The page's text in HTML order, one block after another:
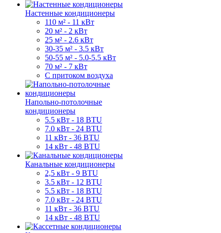
Настенные кондиционеры
110 м² - 11 кВт
20 м² - 2 кВт
25 м² - 2.6 кВт
30-35 м² - 3.5 кВт
50-55 м² - 5.0-5.5 кВт
70 м² - 7 кВт
С притоком воздуха
Напольно-потолочные
кондиционеры
5.5 кВт - 18 BTU
7.0 кВт - 24 BTU
11 кВт - 36 BTU
14 кВт - 48 BTU
Канальные кондиционеры
2,5 кВт - 9 BTU
3.5 кВт - 12 BTU
5.5 кВт - 18 BTU
7.0 кВт - 24 BTU
11 кВт - 36 BTU
14 кВт - 48 BTU